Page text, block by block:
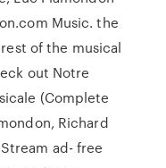
Music. the
of the musical
out Notre
(Complete
Richard
ad- free